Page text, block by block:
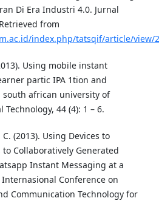
Di Era Industri 4.0. Jurnal
from
index.php/tatsqif/article/view/
Using mobile instant
partic IPA 1tion and
african university of
44 (4): 1 – 6.
(2013). Using Devices to
to Collaboratively Generated
Instant Messaging at a
Conference on
Communication Technology for